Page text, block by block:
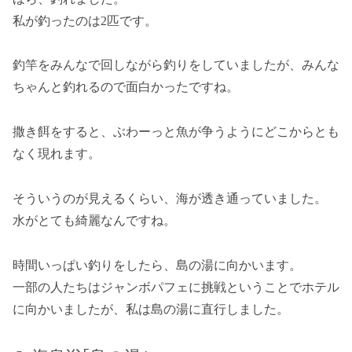
私が釣ったのは2匹です。
釣竿をみんなで回しながら釣りをしていましたが、みんな
ちゃんと釣れるので面白かったですね。
撒き餌をすると、ぶわーっと魚が争うようにどこからとも
なく現れます。
そういうのが見えるくらい、海が透き通っていました。
水がとても綺麗なんですね。
時間いっぱい釣りをしたら、島の湯に向かいます。
一部の人たちはジャンボパフェに挑戦ということでホテル
に向かいましたが、私は島の湯に直行しました。